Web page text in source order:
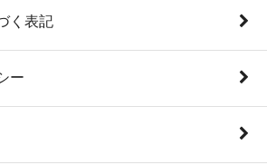
く表記
ー